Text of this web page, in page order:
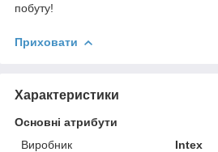
побуту!
Приховати
Характеристики
Основні атрибути
Виробник
Intex